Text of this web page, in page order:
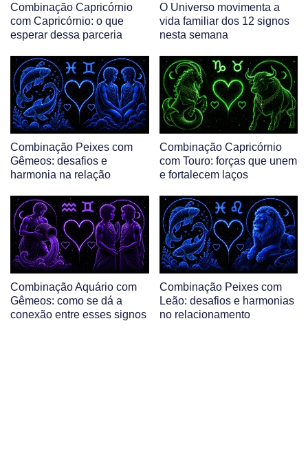
Combinação Capricórnio
com Capricórnio: o que
esperar dessa parceria
O Universo movimenta a
vida familiar dos 12 signos
nesta semana
Combinação Peixes com
Gêmeos: desafios e
harmonia na relação
Combinação Capricórnio
com Touro: forças que unem
e fortalecem laços
Combinação Aquário com
Gêmeos: como se dá a
conexão entre esses signos
Combinação Peixes com
Leão: desafios e harmonias
no relacionamento